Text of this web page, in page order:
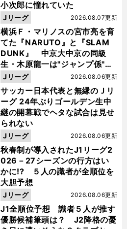
小次郎に憧れていた
横浜Ｆ・マリノスの宮市亮を育
てた『NARUTO』と『SLAM
DUNK』 中京大中京の同級
生・木原龍一は"ジャンプ係"だ
った
2026.08.07更新
Jリーグ
サッカー日本代表と無縁のＪリ
ーグ 24年ぶりゴールデン生中
継の開幕戦でヘタな試合は見せ
られない
2026.08.06更新
Jリーグ
秋春制が導入されたJ1リーグ2
026－27シーズンの行方はい
かに!? ５人の識者が全順位を
大胆予想
2026.08.06更新
Jリーグ
J1全順位予想 識者５人が推す
優勝候補筆頭は？ J2降格の憂
2026.08.06更新
Jリーグ